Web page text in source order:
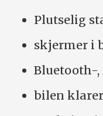
Plutselig
skjermer i
Bluetooth-
bilen